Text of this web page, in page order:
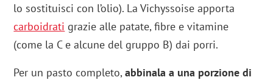
lo sostituisci con l’olio). La Vichyssoise apporta
carboidrati grazie alle patate, fibre e vitamine
(come la C e alcune del gruppo B) dai porri.
Per un pasto completo,abbinala a una porzione di